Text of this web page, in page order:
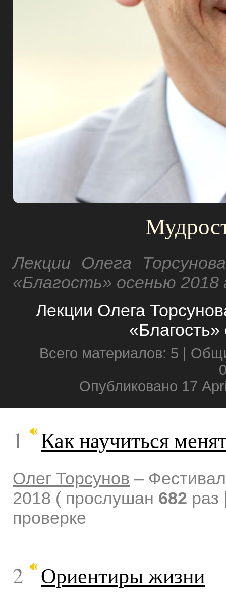
Лекции Олега
«Благость» осенью 2018
Лекции Олега
Всего материалов: 5 |
Опубликовано 17
1 Как научиться
Олег Торсунов –
2018 ( прослушан 682 раз
проверке
2 Ориентиры жизни